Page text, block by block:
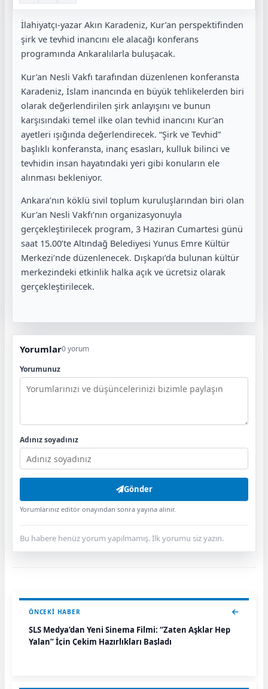
İlahiyatçı-yazar Akın Karadeniz, Kur’an perspektifinden
şirk ve tevhid inancını ele alacağı konferans
programında Ankaralılarla buluşacak.
Kur’an Nesli Vakfı tarafından düzenlenen konferansta
Karadeniz, İslam inancında en büyük tehlikelerden biri
olarak değerlendirilen şirk anlayışını ve bunun
karşısındaki temel ilke olan tevhid inancını Kur’an
ayetleri ışığında değerlendirecek. “Şirk ve Tevhid”
başlıklı konferansta, inanç esasları, kulluk bilinci ve
tevhidin insan hayatındaki yeri gibi konuların ele
alınması bekleniyor.
Ankara’nın köklü sivil toplum kuruluşlarından biri olan
Kur’an Nesli Vakfı’nın organizasyonuyla
gerçekleştirilecek program, 3 Haziran Cumartesi günü
saat 15.00’te Altındağ Belediyesi Yunus Emre Kültür
Merkezi’nde düzenlenecek. Dışkapı’da bulunan kültür
merkezindeki etkinlik halka açık ve ücretsiz olarak
gerçekleştirilecek.
Yorumlar0 yorum
Yorumunuz
Adınız soyadınız
Gönder
Yorumlarınız editör onayından sonra yayına alınır.
Bu habere henüz yorum yapılmamış. İlk yorumu siz yazın.
ÖNCEKI HABER
SLS Medya’dan Yeni Sinema Filmi: “Zaten Aşklar Hep
Yalan” İçin Çekim Hazırlıkları Başladı